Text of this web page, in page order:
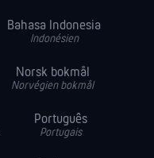
Bahasa Indonesia
Indonésien
Norsk bokmål
Norvégien bokmål
Português
Portugais